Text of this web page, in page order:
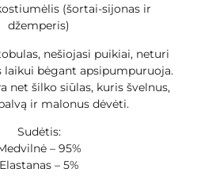
(šortai-sijonas ir
džemperis)
nešiojasi puikiai, neturi
laikui bėgant apsipumpuruoja.
net šilko siūlas, kuris švelnus,
ir malonus dėvėti.
Sudėtis:
– 95%
Elastanas – 5%